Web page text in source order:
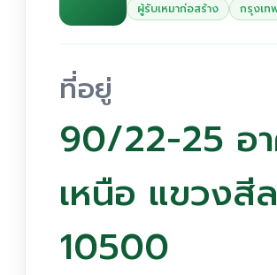
ผู้รับเหมาก่อสร้าง กรุงเท
ที่อยู่
90/22-25 อา
เหนือ แขวงสี
10500